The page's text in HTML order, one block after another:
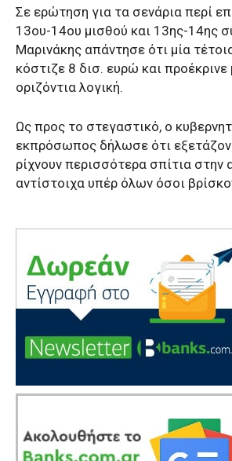
Σε ερώτηση για τα σενάρια περί
13ου-14ου μισθού και 13ης-14ης
Μαρινάκης απάντησε ότι μία
κόστιζε 8 δισ. ευρώ και προέκρινε
οριζόντια λογική.
Ως προς το στεγαστικό, ο
εκπρόσωπος δήλωσε ότι
ρίχνουν περισσότερα σπίτια στην
αντίστοιχα υπέρ όλων όσοι